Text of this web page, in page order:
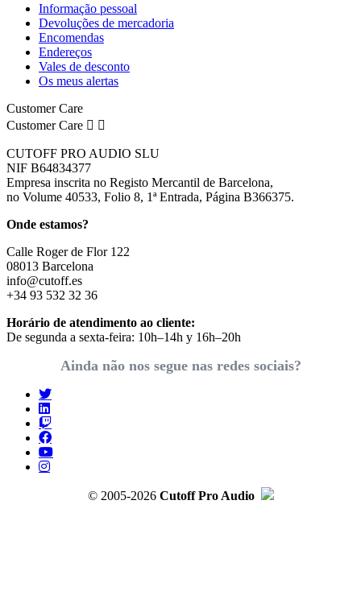
Informação pessoal
Devoluções de mercadoria
Encomendas
Endereços
Vales de desconto
Os meus alertas
Customer Care
Customer Care  
CUTOFF PRO AUDIO SLU
NIF B64834377
Empresa inscrita no Registo Mercantil de Barcelona,
no Volume 40533, Folio 8, 1ª Entrada, Página B366375.
Onde estamos?
Calle Roger de Flor 122
08013 Barcelona
info@cutoff.es
+34 93 532 32 36
Horário de atendimento ao cliente:
De segunda a sexta-feira: 10h–14h y 16h–20h
Ainda não nos segue nas redes sociais?
© 2005-2026 Cutoff Pro Audio